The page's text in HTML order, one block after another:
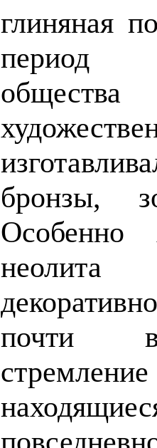
глиняная
период
бронзы,
Особенно
почти